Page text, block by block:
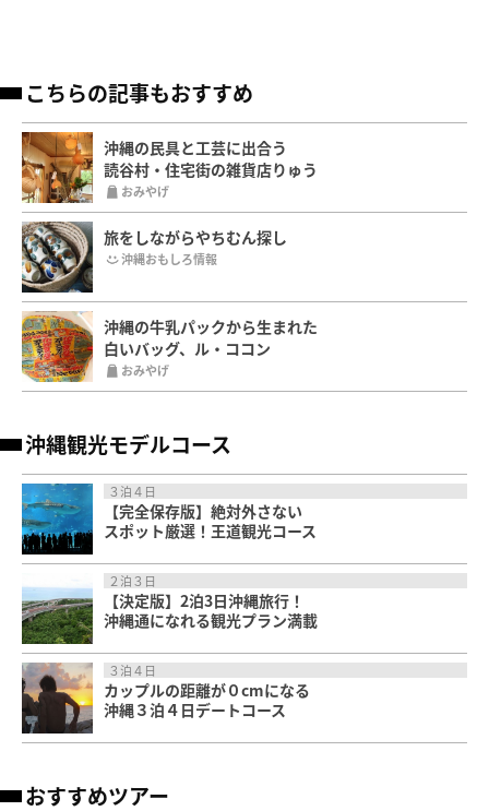
こちらの記事もおすすめ
沖縄の民具と工芸に出合う
読谷村・住宅街の雑貨店りゅう
おみやげ
旅をしながらやちむん探し
沖縄おもしろ情報
沖縄の牛乳パックから生まれた
白いバッグ、ル・ココン
おみやげ
沖縄観光モデルコース
３泊４日
【完全保存版】絶対外さない
スポット厳選！王道観光コース
２泊３日
【決定版】2泊3日沖縄旅行！
沖縄通になれる観光プラン満載
３泊４日
カップルの距離が０cmになる
沖縄３泊４日デートコース
おすすめツアー